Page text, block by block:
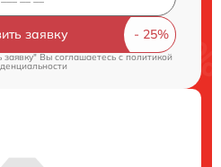
заявку
Вы соглашаетесь cполитикой